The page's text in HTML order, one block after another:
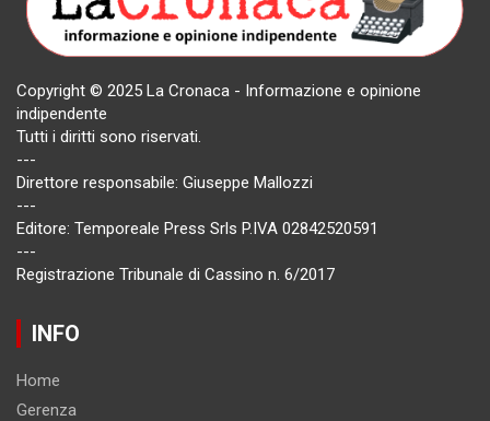
Copyright © 2025 La Cronaca - Informazione e opinione
indipendente
Tutti i diritti sono riservati.
---
Direttore responsabile: Giuseppe Mallozzi
---
Editore: Temporeale Press Srls P.IVA 02842520591
---
Registrazione Tribunale di Cassino n. 6/2017
INFO
Home
Gerenza